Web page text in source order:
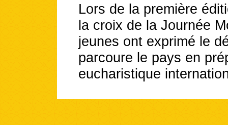
Lors de la première
la croix de la Journée
jeunes ont exprimé le
parcoure le pays en
eucharistique